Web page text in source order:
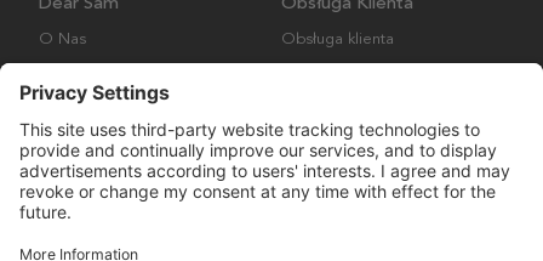
O Nas
Obsługa klienta
Wysyłka i Dostawa